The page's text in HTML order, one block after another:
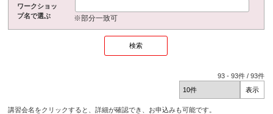
ワークショッ
プ名で選ぶ
※部分一致可
93 -93件 /93件
講習会名をクリックすると、詳細が確認でき、お申込みも可能です。